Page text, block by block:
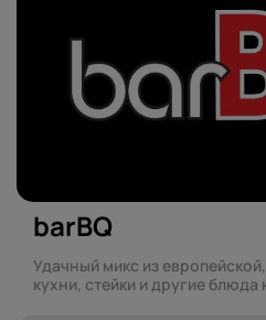
barBQ
Удачный микс из
кухни, стейки и другие блюда